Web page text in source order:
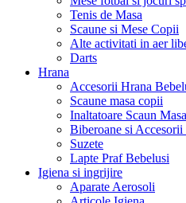
Tenis de Masa
Scaune si Mese Copii
Alte activitati in aer
Darts
Hrana
Accesorii Hrana
Scaune masa copii
Inaltatoare Scaun Masa
Biberoane si Accesorii
Suzete
Lapte Praf Bebelusi
Igiena si ingrijire
Aparate Aerosoli